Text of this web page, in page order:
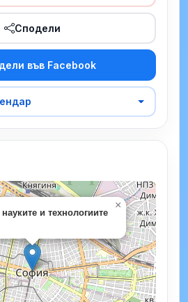
Сподели
във Facebook
и технологиите
×